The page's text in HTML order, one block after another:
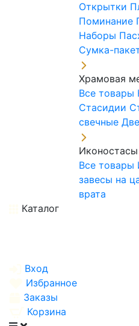
Открытки
Поминание
Наборы
Сумка-
Храмовая
Все товары
Стасидии
свечные
Иконостасы
Все товары
завесы на
врата
Каталог
Вход
Избранное
Заказы
Корзина